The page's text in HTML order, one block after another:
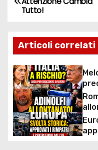
v
i
g
a
z
Tutto!
Articoli correlati